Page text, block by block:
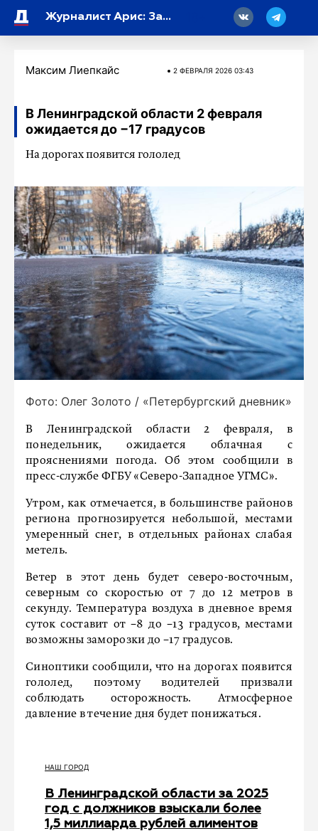
Журналист Арис: Западу нужны годы, чтобы обогнать Россию в сфере обороны
Максим Лиепкайс 2 ФЕВРАЛЯ 2026 03:43
В Ленинградской области 2 февраля
ожидается до −17 градусов
На дорогах появится гололед
Фото: Олег Золото / «Петербургский дневник»
В Ленинградской области 2 февраля, в
понедельник, ожидается облачная с
прояснениями погода. Об этом сообщили в
пресс-службе ФГБУ «Северо-Западное УГМС».
Утром, как отмечается, в большинстве районов
региона прогнозируется небольшой, местами
умеренный снег, в отдельных районах слабая
метель.
Ветер в этот день будет северо-восточным,
северным со скоростью от 7 до 12 метров в
секунду. Температура воздуха в дневное время
суток составит от −8 до −13 градусов, местами
возможны заморозки до −17 градусов.
Синоптики сообщили, что на дорогах появится
гололед, поэтому водителей призвали
соблюдать осторожность. Атмосферное
давление в течение дня будет понижаться.
НАШ ГОРОД
В Ленинградской области за 2025
год с должников взыскали более
1,5 миллиарда рублей алиментов